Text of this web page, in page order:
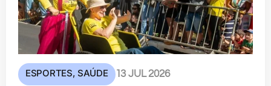
ESPORTES,SAÚDE 13 JUL 2026